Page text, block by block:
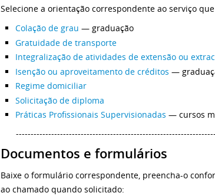
Selecione a orientação correspondente ao serviço
Colação de grau — graduação
Gratuidade de transporte
Integralização de atividades de extensão ou
Isenção ou aproveitamento de créditos —
Regime domiciliar
Solicitação de diploma
Práticas Profissionais Supervisionadas — cursos
Documentos e formulários
Baixe o formulário correspondente, preencha-o
ao chamado quando solicitado: